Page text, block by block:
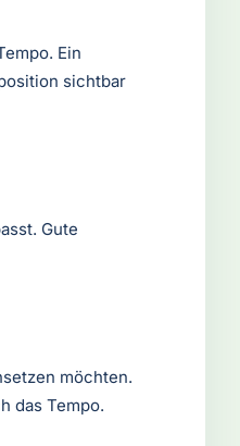
Ein
sichtbar
Gute
möchten.
das Tempo.